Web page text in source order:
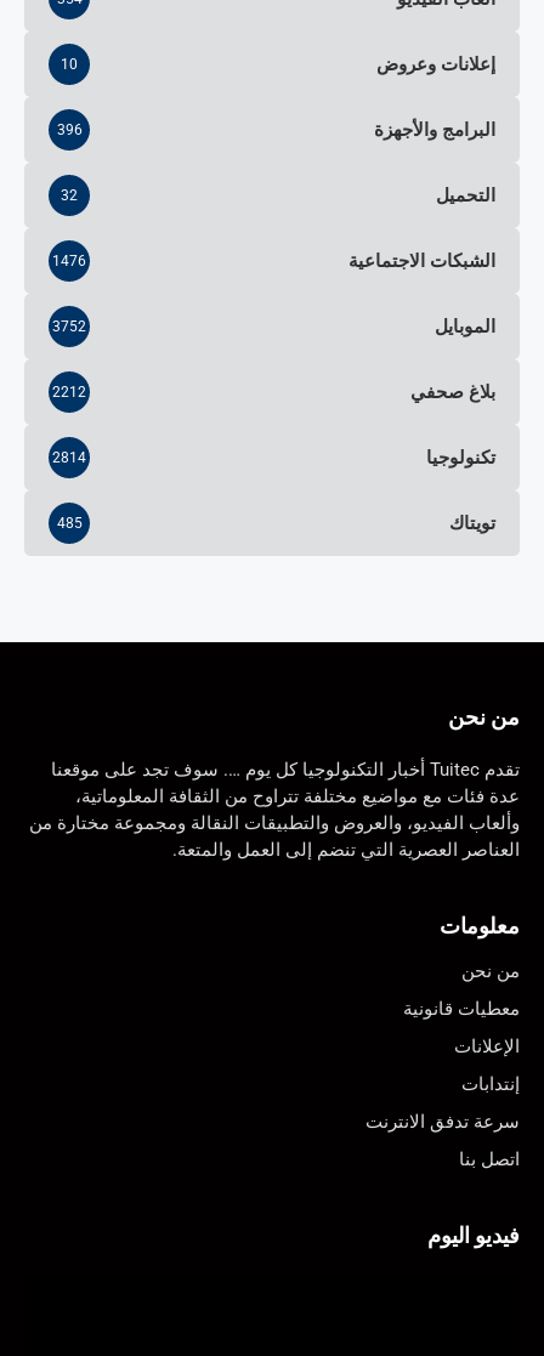
إعلانات وعروض 10
البرامج والأجهزة 396
التحميل 32
الشبكات الاجتماعية 1476
الموبايل 3752
بلاغ صحفي 2212
تكنولوجيا 2814
تويتاك 485
من نحن
تقدم Tuitec أخبار التكنولوجيا كل يوم …. سوف تجد على موقعنا
عدة فئات مع مواضيع مختلفة تتراوح من الثقافة المعلوماتية،
وألعاب الفيديو، والعروض والتطبيقات النقالة ومجموعة مختارة من
العناصر العصرية التي تنضم إلى العمل والمتعة.
معلومات
من نحن
معطيات قانونية
الإعلانات
إنتدابات
سرعة تدفق الانترنت
اتصل بنا
فيديو اليوم